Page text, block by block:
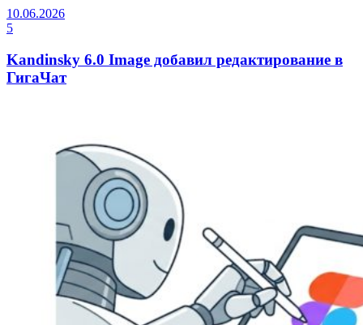
10.06.2026
5
Kandinsky 6.0 Image добавил редактирование в
ГигаЧат